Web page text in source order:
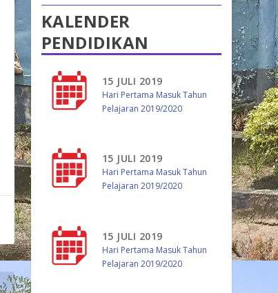
KALENDER
PENDIDIKAN
15 JULI 2019
Hari Pertama Masuk Tahun
Pelajaran 2019/2020
15 JULI 2019
Hari Pertama Masuk Tahun
Pelajaran 2019/2020
15 JULI 2019
Hari Pertama Masuk Tahun
Pelajaran 2019/2020